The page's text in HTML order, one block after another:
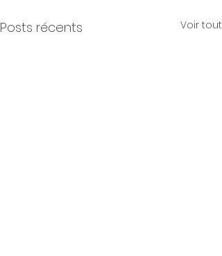
Posts récents Voir tout